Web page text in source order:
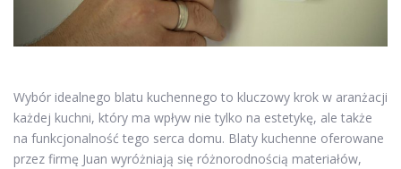
Wybór idealnego blatu kuchennego to kluczowy krok w aranżacji
każdej kuchni, który ma wpływ nie tylko na estetykę, ale także
na funkcjonalność tego serca domu. Blaty kuchenne oferowane
przez firmę Juan wyróżniają się różnorodnością materiałów,